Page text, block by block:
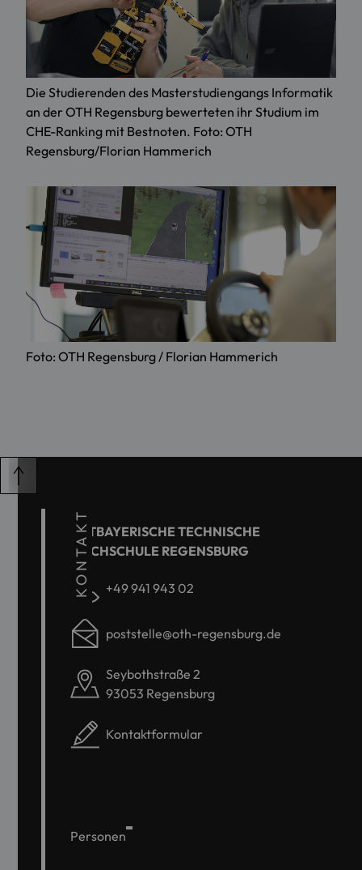
Die Studierenden des Masterstudiengangs Informatik
an der OTH Regensburg bewerteten ihr Studium im
CHE-Ranking mit Bestnoten. Foto: OTH
Regensburg/Florian Hammerich
Foto: OTH Regensburg / Florian Hammerich
KONTAKT
OSTBAYERISCHE TECHNISCHE
HOCHSCHULE REGENSBURG
+49 941 943 02
poststelle@oth-regensburg.de
Seybothstraße 2
93053 Regensburg
Kontaktformular
Personen